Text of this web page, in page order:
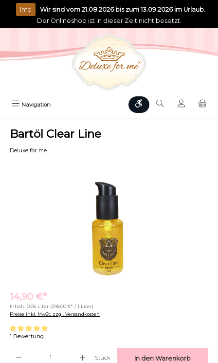
springen
Info
Wir sind vom 21.08.2026 bis zum 13.09.2026 im Urlaub.
Der Onlineshop ist in dieser Zeit nicht besetzt.
Navigation Werkzeugleiste anzeigen
Bartöl Clear Line
Deluxe for me
14,90 €*
Inhalt: 0.05 Liter (298,00 €* / 1 Liter)
Preise inkl. MwSt. zzgl. Versandkosten
Durchschnittliche Bewertung von 5 von 5 Sternen
1 Bewertung
Stück In den Warenkorb